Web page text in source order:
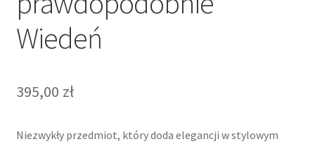
Wiedeń
395,00 zł
Niezwykły przedmiot, który doda elegancji w stylowym